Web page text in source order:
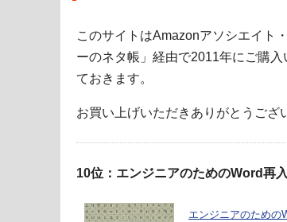
このサイトはAmazonアソシエイト
ーのネタ帳」経由で2011年にご購
ておきます。
お買い上げいただきありがとうござ
10位：エンジニアのためのWord再
エンジニアのための